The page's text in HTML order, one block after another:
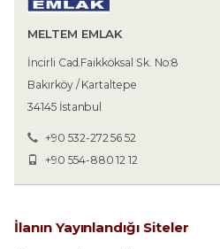
MELTEM EMLAK
İncirli Cad.Faikköksal Sk. No:8
Bakırköy / Kartaltepe
34145 İstanbul
+90 532-272 56 52
+90 554-880 12 12
İlanın Yayınlandığı Siteler